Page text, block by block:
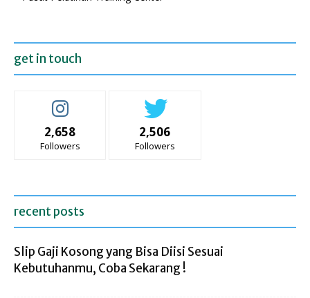
get in touch
2,658
Followers
2,506
Followers
recent posts
Slip Gaji Kosong yang Bisa Diisi Sesuai
Kebutuhanmu, Coba Sekarang !